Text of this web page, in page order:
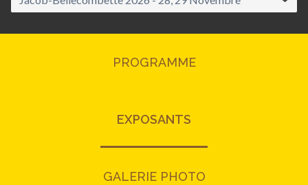
PROGRAMME
EXPOSANTS
GALERIE PHOTO